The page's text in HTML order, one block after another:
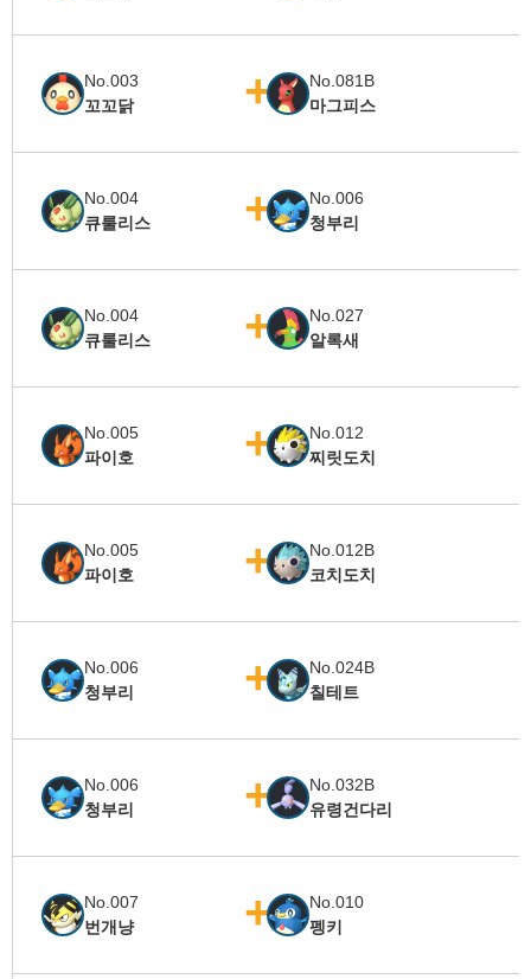
No.003
꼬꼬닭
No.081B
마그피스
No.004
큐룰리스
No.006
청부리
No.004
큐룰리스
No.027
알록새
No.005
파이호
No.012
찌릿도치
No.005
파이호
No.012B
코치도치
No.006
청부리
No.024B
칠테트
No.006
청부리
No.032B
유령건다리
No.007
번개냥
No.010
펭키